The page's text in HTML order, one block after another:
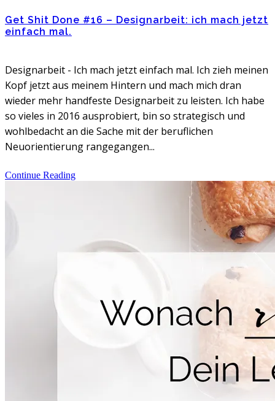
Get Shit Done #16 – Designarbeit: ich mach jetzt
einfach mal.
Designarbeit - Ich mach jetzt einfach mal. Ich zieh meinen
Kopf jetzt aus meinem Hintern und mach mich dran
wieder mehr handfeste Designarbeit zu leisten. Ich habe
so vieles in 2016 ausprobiert, bin so strategisch und
wohlbedacht an die Sache mit der beruflichen
Neuorientierung rangegangen...
Continue Reading